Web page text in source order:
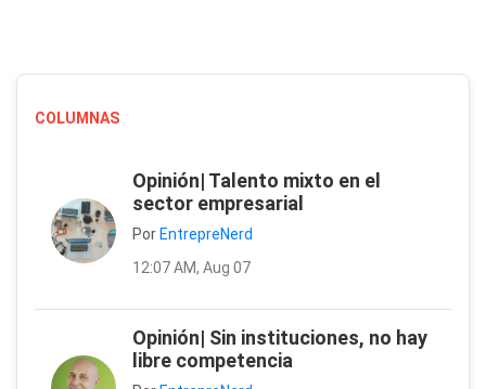
COLUMNAS
Opinión| Talento mixto en el
sector empresarial
Por EntrepreNerd
12:07 AM, Aug 07
Opinión| Sin instituciones, no hay
libre competencia